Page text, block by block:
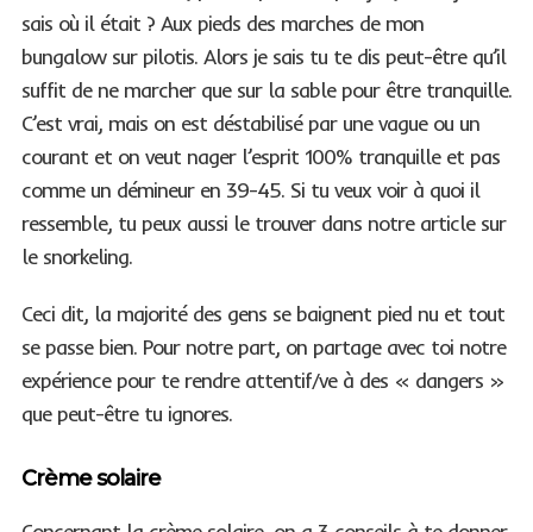
sais où il était ? Aux pieds des marches de mon
bungalow sur pilotis. Alors je sais tu te dis peut-être qu’il
suffit de ne marcher que sur la sable pour être tranquille.
C’est vrai, mais on est déstabilisé par une vague ou un
courant et on veut nager l’esprit 100% tranquille et pas
comme un démineur en 39-45. Si tu veux voir à quoi il
ressemble, tu peux aussi le trouver dans notre article sur
le snorkeling.
Ceci dit, la majorité des gens se baignent pied nu et tout
se passe bien. Pour notre part, on partage avec toi notre
expérience pour te rendre attentif/ve à des « dangers »
que peut-être tu ignores.
Crème solaire